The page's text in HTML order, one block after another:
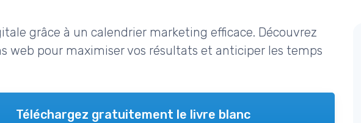
grâce à un calendrier marketing efficace. Découvrez
web pour maximiser vos résultats et anticiper les temps
Téléchargez gratuitement le livre blanc